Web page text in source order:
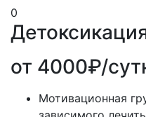
0
от 4000₽/
Мотивационная